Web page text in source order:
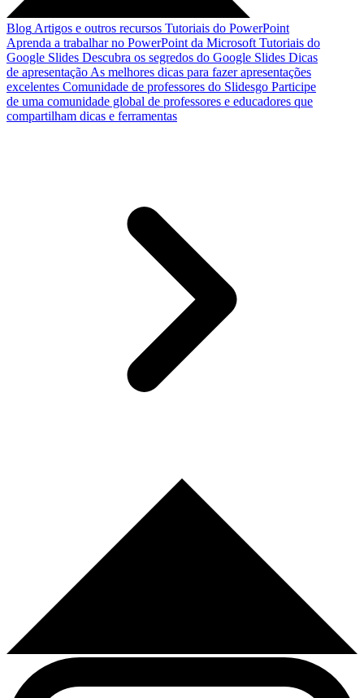
Blog Artigos e outros recursos Tutoriais do PowerPoint
Aprenda a trabalhar no PowerPoint da Microsoft Tutoriais do
Google Slides Descubra os segredos do Google Slides Dicas
de apresentação As melhores dicas para fazer apresentações
excelentes Comunidade de professores do Slidesgo Participe
de uma comunidade global de professores e educadores que
compartilham dicas e ferramentas